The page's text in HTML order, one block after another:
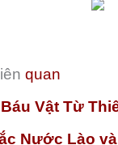
quan
Vật Từ
Nước Lào